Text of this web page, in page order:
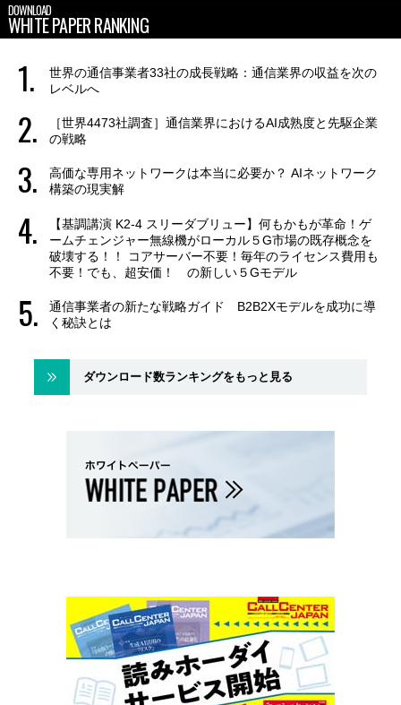
DOWNLOAD
WHITE PAPER RANKING
世界の通信事業者33社の成長戦略：通信業界の収益を次の
レベルへ
［世界4473社調査］通信業界におけるAI成熟度と先駆企業
の戦略
高価な専用ネットワークは本当に必要か？ AIネットワーク
構築の現実解
【基調講演 K2-4 スリーダブリュー】何もかもが革命！ゲ
ームチェンジャー無線機がローカル５G市場の既存概念を
破壊する！！ コアサーバー不要！毎年のライセンス費用も
不要！でも、超安価！ の新しい５Gモデル
通信事業者の新たな戦略ガイド B2B2Xモデルを成功に導
く秘訣とは
ダウンロード数ランキングをもっと見る